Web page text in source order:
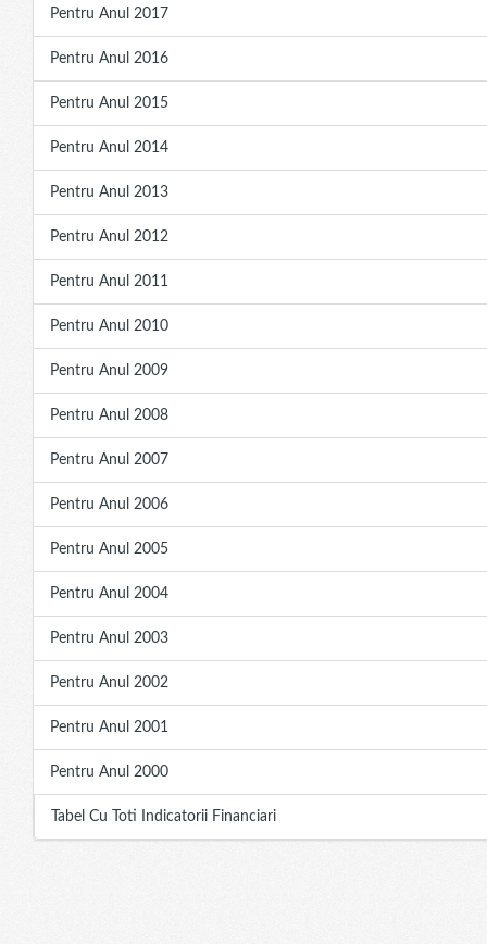
Pentru Anul 2017
Pentru Anul 2016
Pentru Anul 2015
Pentru Anul 2014
Pentru Anul 2013
Pentru Anul 2012
Pentru Anul 2011
Pentru Anul 2010
Pentru Anul 2009
Pentru Anul 2008
Pentru Anul 2007
Pentru Anul 2006
Pentru Anul 2005
Pentru Anul 2004
Pentru Anul 2003
Pentru Anul 2002
Pentru Anul 2001
Pentru Anul 2000
Tabel Cu Toti Indicatorii Financiari